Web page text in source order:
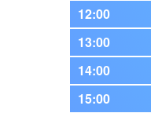
12:00
13:00
14:00
15:00